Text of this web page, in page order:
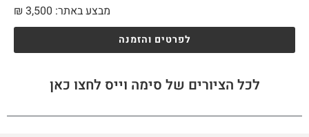
מבצע באתר:
₪ 3,500
לפרטים והזמנה
לכל הציורים של סימה וייס לחצו כאן